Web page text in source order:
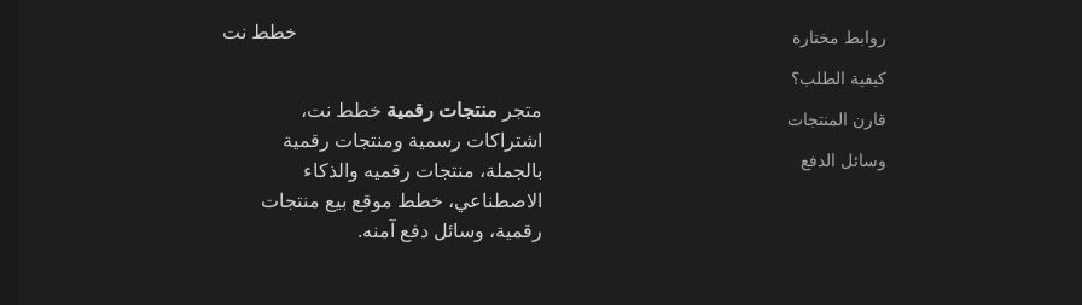
روابط مختارة
كيفية الطلب؟
قارن المنتجات
وسائل الدفع
خطط نت
متجر منتجات رقمية خطط نت،
اشتراكات رسمية ومنتجات رقمية
بالجملة، منتجات رقميه والذكاء
الاصطناعي، خطط موقع بيع منتجات
رقمية، وسائل دفع آمنه.